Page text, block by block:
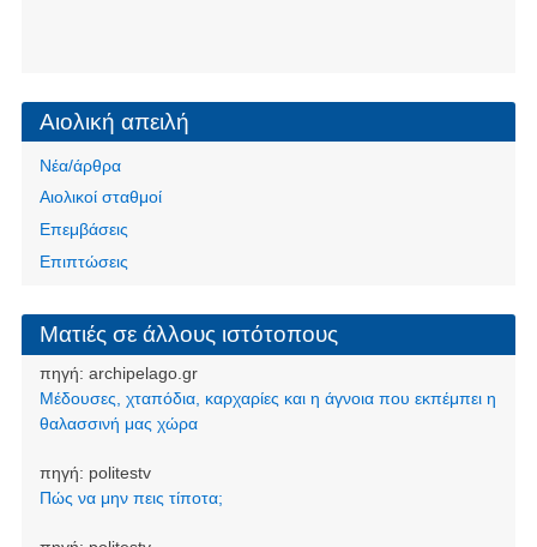
Αιολική απειλή
Νέα/άρθρα
Αιολικοί σταθμοί
Επεμβάσεις
Επιπτώσεις
Ματιές σε άλλους ιστότοπους
πηγή: archipelago.gr
Μέδουσες, χταπόδια, καρχαρίες και η άγνοια που εκπέμπει η
θαλασσινή μας χώρα
πηγή: politestv
Πώς να μην πεις τίποτα;